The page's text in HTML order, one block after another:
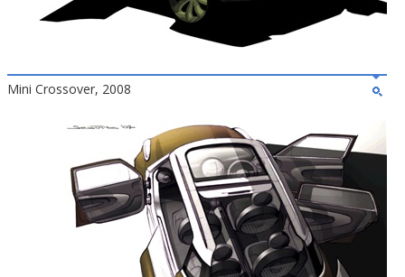
Mini Crossover, 2008